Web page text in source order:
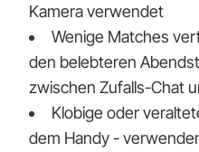
Kamera verwendet
Wenige Matches
den belebteren
zwischen Zufalls-Chat
Klobige oder
dem Handy -